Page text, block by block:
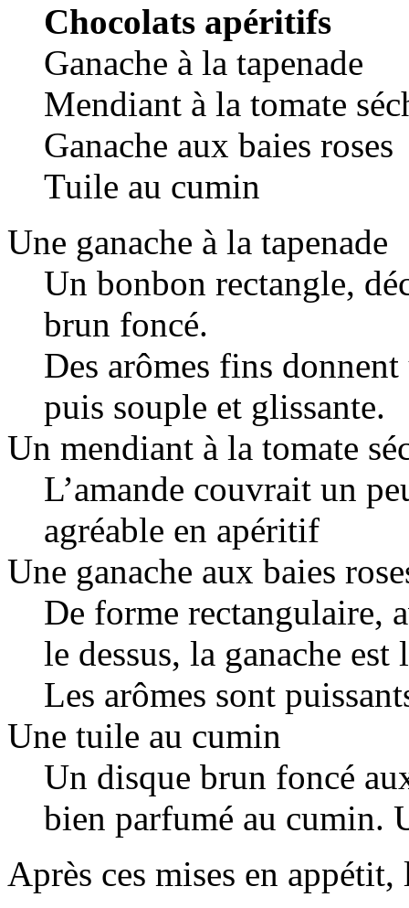
Chocolats apéritifs
Ganache à la tapenade
Mendiant à la tomate
Ganache aux baies roses
Tuile au cumin
Une ganache à la tapenade
Un bonbon rectangle,
brun foncé.
Des arômes fins
puis souple et glissante.
Un mendiant à la tomate
L’amande couvrait un
agréable en apéritif
Une ganache aux baies
De forme rectangulaire,
le dessus, la ganache
Les arômes sont
Une tuile au cumin
Un disque brun foncé
bien parfumé au cumin.
Après ces mises en